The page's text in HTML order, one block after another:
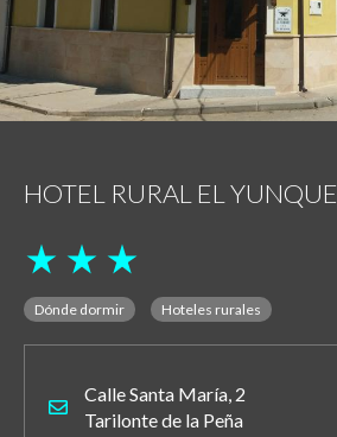
HOTEL RURAL EL YUNQUE
star_rate star_rate star_rate
Dónde dormir Hoteles rurales
Calle Santa María, 2
Tarilonte de la Peña